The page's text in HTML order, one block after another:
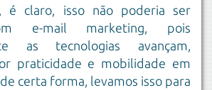
é claro, isso não poderia ser
e-mail marketing, pois
as tecnologias avançam,
praticidade e mobilidade em
certa forma, levamos isso para